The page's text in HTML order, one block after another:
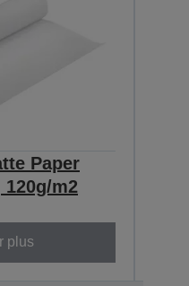
Paper
m2
plus